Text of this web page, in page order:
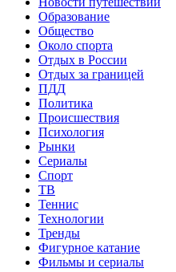
Образование
Общество
Около спорта
Отдых в России
Отдых за границей
ПДД
Политика
Происшествия
Психология
Рынки
Сериалы
Спорт
ТВ
Теннис
Технологии
Тренды
Фигурное катание
Фильмы и сериалы